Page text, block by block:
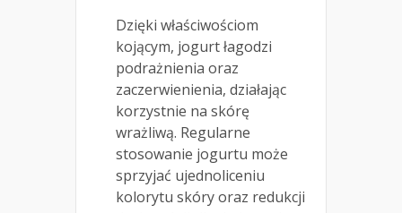
Dzięki właściwościom
kojącym, jogurt łagodzi
podrażnienia oraz
zaczerwienienia, działając
korzystnie na skórę
wrażliwą. Regularne
stosowanie jogurtu może
sprzyjać ujednoliceniu
kolorytu skóry oraz redukcji